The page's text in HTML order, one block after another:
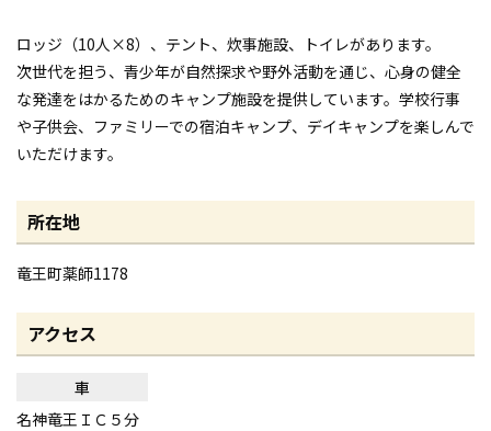
ロッジ（10人×8）、テント、炊事施設、トイレがあります。
次世代を担う、青少年が自然探求や野外活動を通じ、心身の健全
な発達をはかるためのキャンプ施設を提供しています。学校行事
や子供会、ファミリーでの宿泊キャンプ、デイキャンプを楽しんで
いただけます。
所在地
竜王町薬師1178
アクセス
車
名神竜王ＩＣ５分